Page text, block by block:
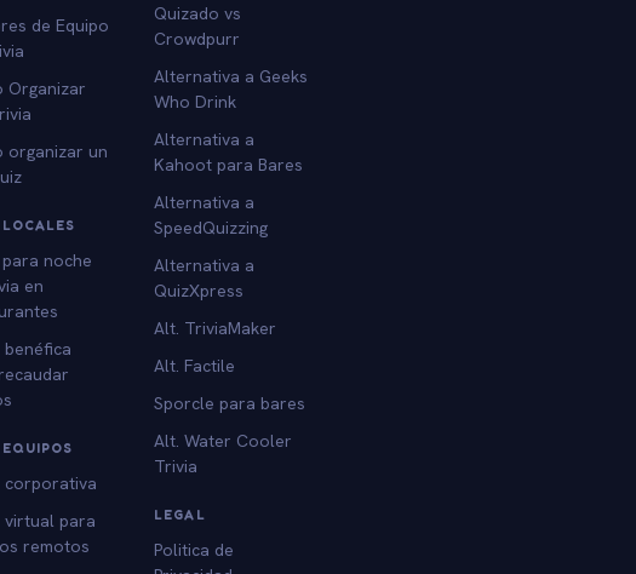
de Equipo
Organizar
organizar un
LOCALES
para noche
en
benéfica
corporativa
virtual para
remotos
Quizado vs
Crowdpurr
Alternativa a Geeks
Who Drink
Alternativa a
Kahoot para Bares
Alternativa a
SpeedQuizzing
Alternativa a
QuizXpress
Alt. TriviaMaker
Alt. Factile
Sporcle para bares
Alt. Water Cooler
Trivia
LEGAL
Politica de